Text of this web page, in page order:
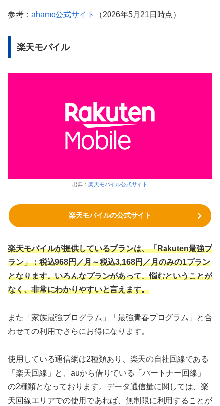
参考： ahamo公式サイト （2026年5月21日時点）
楽天モバイル
出典： 楽天モバイル公式サイト
楽天モバイルの公式サイト
楽天モバイルが提供しているプランは、「Rakuten最強プ
ラン」：税込968円／月～税込3,168円／月のみの1プラン
となります。いろんなプランがあって、悩むということが
なく、非常にわかりやすいと言えます。
また「家族最強プログラム」「最強青春プログラム」と合
わせての利用でさらにお得になります。
使用している通信網は2種類あり、楽天の自社回線である
「楽天回線」と、auから借りている「パートナー回線」
の2種類となっております。データ通信量に関しては、楽
天回線エリアでの使用であれば、無制限に利用することが